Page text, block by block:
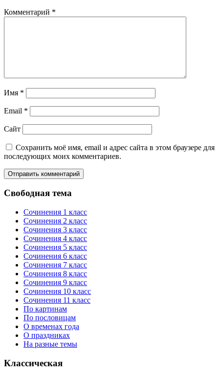
Комментарий *
Имя *
Email *
Сайт
Сохранить моё имя, email и адрес сайта в этом браузере для
последующих моих комментариев.
Свободная тема
Сочинения 1 класс
Сочинения 2 класс
Сочинения 3 класс
Сочинения 4 класс
Сочинения 5 класс
Сочинения 6 класс
Сочинения 7 класс
Сочинения 8 класс
Сочинения 9 класс
Сочинения 10 класс
Сочинения 11 класс
По картинам
По пословицам
О временах года
О праздниках
На разные темы
Классическая